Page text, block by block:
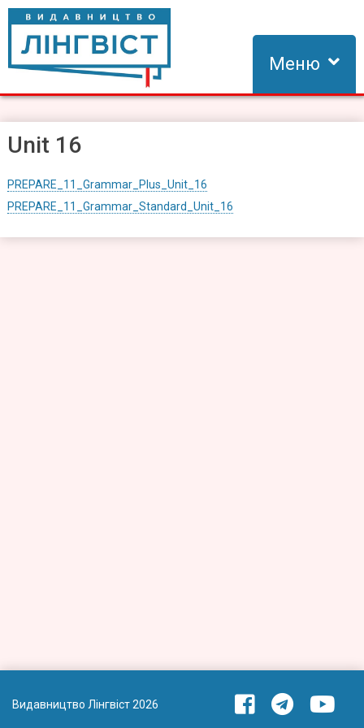
Skip
content
Видавництво Лінгвіст
Видавництво Лінгвіст – адаптація та створення видань для
Меню
Unit 16
PREPARE_11_Grammar_Plus_Unit_16
PREPARE_11_Grammar_Standard_Unit_16
Видавництво Лінгвіст 2026